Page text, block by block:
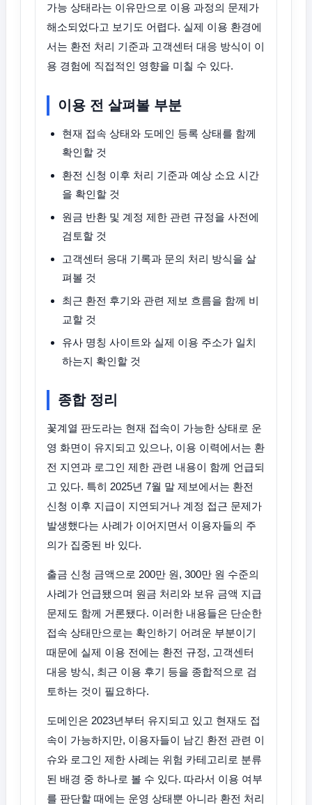
가능 상태라는 이유만으로 이용 과정의 문제가
해소되었다고 보기도 어렵다. 실제 이용 환경에
서는 환전 처리 기준과 고객센터 대응 방식이 이
용 경험에 직접적인 영향을 미칠 수 있다.
이용 전 살펴볼 부분
현재 접속 상태와 도메인 등록 상태를 함께
확인할 것
환전 신청 이후 처리 기준과 예상 소요 시간
을 확인할 것
원금 반환 및 계정 제한 관련 규정을 사전에
검토할 것
고객센터 응대 기록과 문의 처리 방식을 살
펴볼 것
최근 환전 후기와 관련 제보 흐름을 함께 비
교할 것
유사 명칭 사이트와 실제 이용 주소가 일치
하는지 확인할 것
종합 정리
꽃계열 판도라는 현재 접속이 가능한 상태로 운
영 화면이 유지되고 있으나, 이용 이력에서는 환
전 지연과 로그인 제한 관련 내용이 함께 언급되
고 있다. 특히 2025년 7월 말 제보에서는 환전
신청 이후 지급이 지연되거나 계정 접근 문제가
발생했다는 사례가 이어지면서 이용자들의 주
의가 집중된 바 있다.
출금 신청 금액으로 200만 원, 300만 원 수준의
사례가 언급됐으며 원금 처리와 보유 금액 지급
문제도 함께 거론됐다. 이러한 내용들은 단순한
접속 상태만으로는 확인하기 어려운 부분이기
때문에 실제 이용 전에는 환전 규정, 고객센터
대응 방식, 최근 이용 후기 등을 종합적으로 검
토하는 것이 필요하다.
도메인은 2023년부터 유지되고 있고 현재도 접
속이 가능하지만, 이용자들이 남긴 환전 관련 이
슈와 로그인 제한 사례는 위험 카테고리로 분류
된 배경 중 하나로 볼 수 있다. 따라서 이용 여부
를 판단할 때에는 운영 상태뿐 아니라 환전 처리